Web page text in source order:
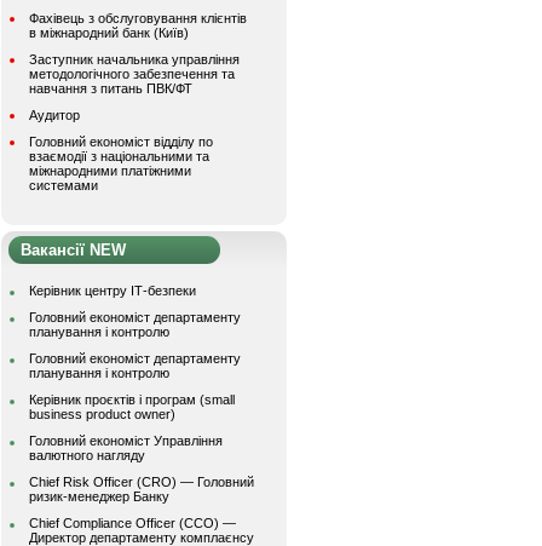
Фахівець з обслуговування клієнтів
в міжнародний банк (Київ)
Заступник начальника управління
методологічного забезпечення та
навчання з питань ПВК/ФТ
Аудитор
Головний економіст відділу по
взаємодії з національними та
міжнародними платіжними
системами
Вакансії NEW
Керівник центру ІТ-безпеки
Головний економіст департаменту
планування і контролю
Головний економіст департаменту
планування і контролю
Керівник проєктів і програм (small
business product owner)
Головний економіст Управління
валютного нагляду
Chief Risk Officer (CRO) — Головний
ризик-менеджер Банку
Chief Compliance Officer (CCO) —
Директор департаменту комплаєнсу